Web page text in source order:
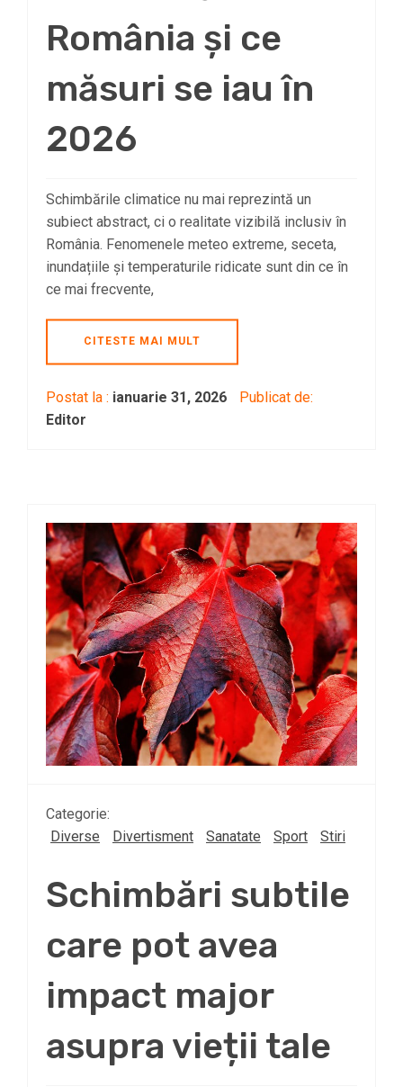
România și ce
măsuri se iau în
2026
Schimbările climatice nu mai reprezintă un
subiect abstract, ci o realitate vizibilă inclusiv în
România. Fenomenele meteo extreme, seceta,
inundațiile și temperaturile ridicate sunt din ce în
ce mai frecvente,
CITESTE MAI MULT
Postat la : ianuarie 31, 2026
Publicat de:
Editor
Categorie:
Diverse
Divertisment Sanatate Sport Stiri
Schimbări subtile
care pot avea
impact major
asupra vieții tale